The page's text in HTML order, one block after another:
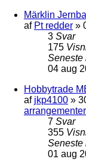
Märklin
af Pt redder »
3 Svar
175
04 aug
Hobbytrade
af jkp4100 »
arrangementer
7 Svar
355
01 aug